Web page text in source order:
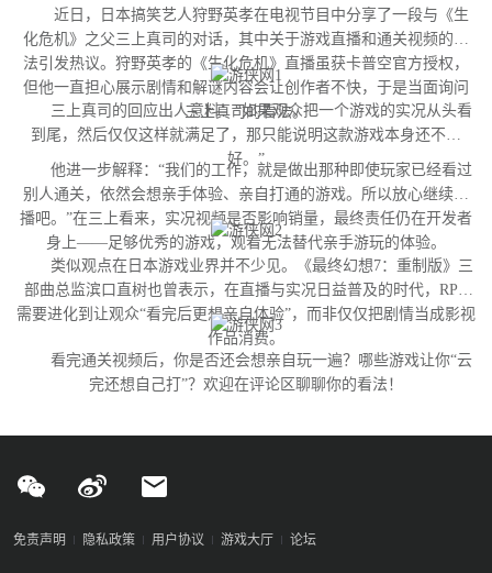
近日，日本搞笑艺人狩野英孝在电视节目中分享了一段与《生
化危机》之父三上真司的对话，其中关于游戏直播和通关视频的看
法引发热议。狩野英孝的《生化危机》直播虽获卡普空官方授权，
但他一直担心展示剧情和解谜内容会让创作者不快，于是当面询问
三上真司的看法。
三上真司的回应出人意料：“如果观众把一个游戏的实况从头看
到尾，然后仅仅这样就满足了，那只能说明这款游戏本身还不够
好。”
他进一步解释：“我们的工作，就是做出那种即使玩家已经看过
别人通关，依然会想亲手体验、亲自打通的游戏。所以放心继续直
播吧。”在三上看来，实况视频是否影响销量，最终责任仍在开发者
身上——足够优秀的游戏，观看无法替代亲手游玩的体验。
类似观点在日本游戏业界并不少见。《最终幻想7：重制版》三
部曲总监滨口直树也曾表示，在直播与实况日益普及的时代，RPG
需要进化到让观众“看完后更想亲自体验”，而非仅仅把剧情当成影视
作品消费。
看完通关视频后，你是否还会想亲自玩一遍？哪些游戏让你“云
完还想自己打”？欢迎在评论区聊聊你的看法！
免责声明 隐私政策 用户协议 游戏大厅 论坛